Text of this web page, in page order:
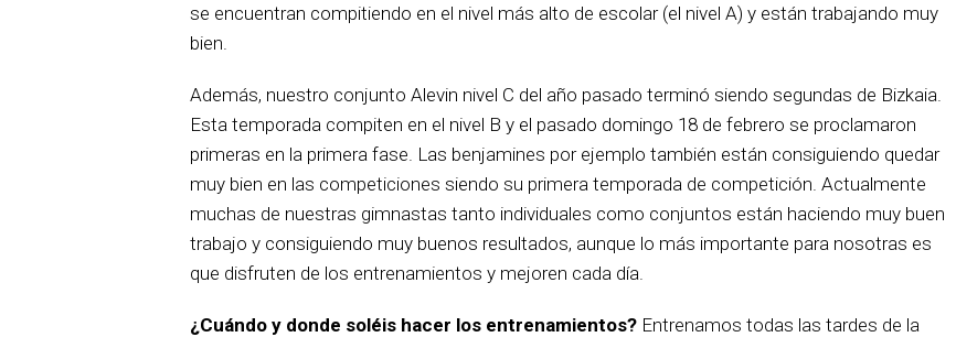
se encuentran compitiendo en el nivel más alto de escolar (el nivel A) y están trabajando muy
bien.
Además, nuestro conjunto Alevin nivel C del año pasado terminó siendo segundas de Bizkaia.
Esta temporada compiten en el nivel B y el pasado domingo 18 de febrero se proclamaron
primeras en la primera fase. Las benjamines por ejemplo también están consiguiendo quedar
muy bien en las competiciones siendo su primera temporada de competición. Actualmente
muchas de nuestras gimnastas tanto individuales como conjuntos están haciendo muy buen
trabajo y consiguiendo muy buenos resultados, aunque lo más importante para nosotras es
que disfruten de los entrenamientos y mejoren cada día.
¿Cuándo y donde soléis hacer los entrenamientos? Entrenamos todas las tardes de la